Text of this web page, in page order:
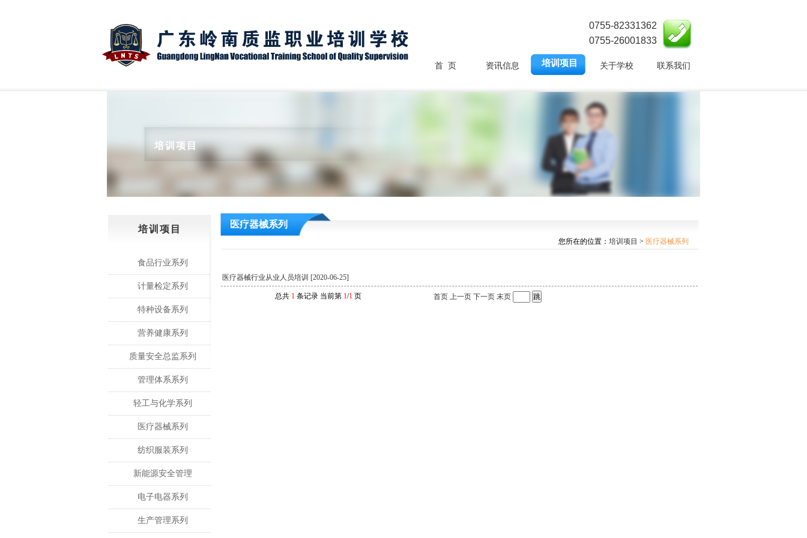
0755-82331362
0755-26001833
首 页 资讯信息 培训项目 关于学校 联系我们
培训项目
培训项目
食品行业系列
计量检定系列
特种设备系列
营养健康系列
质量安全总监系列
管理体系系列
轻工与化学系列
医疗器械系列
纺织服装系列
新能源安全管理
电子电器系列
生产管理系列
医疗器械系列
您所在的位置： 培训项目 > 医疗器械系列
医疗器械行业从业人员培训 [2020-06-25]
总共 1 条记录 当前第 1/1 页 首页 上一页 下一页 末页